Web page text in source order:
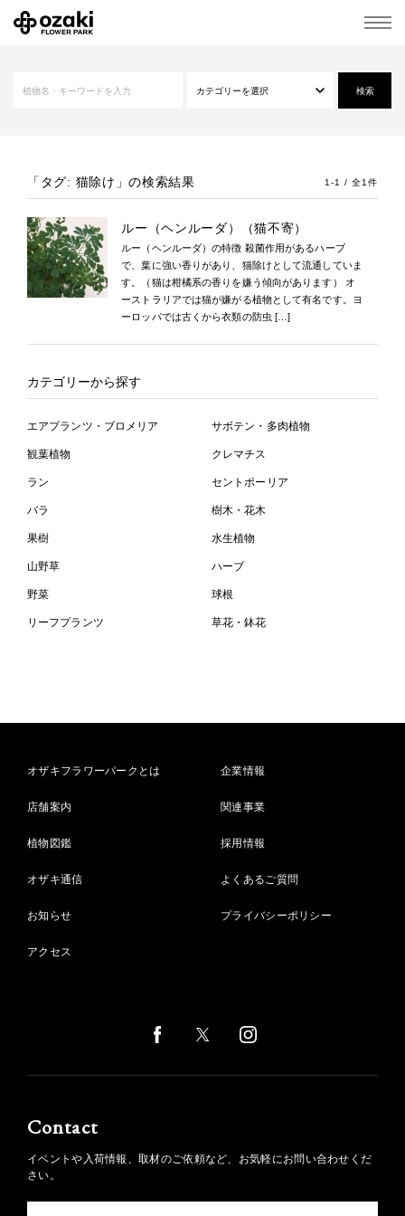
「タグ: 猫除け」の検索結果 1-1 / 全1件
ルー（ヘンルーダ）（猫不寄）
ルー（ヘンルーダ）の特徴 殺菌作用があるハーブ
で、葉に強い香りがあり、猫除けとして流通していま
す。（猫は柑橘系の香りを嫌う傾向があります） オ
ーストラリアでは猫が嫌がる植物として有名です。ヨ
ーロッパでは古くから衣類の防虫 […]
カテゴリーから探す
エアプランツ・ブロメリア サボテン・多肉植物
観葉植物 クレマチス
ラン セントポーリア
バラ 樹木・花木
果樹 水生植物
山野草 ハーブ
野菜 球根
リーフプランツ 草花・鉢花
オザキフラワーパークとは
店舗案内
植物図鑑
オザキ通信
お知らせ
アクセス
企業情報
関連事業
採用情報
よくあるご質問
プライバシーポリシー
Contact
イベントや入荷情報、取材のご依頼など、お気軽にお問い合わせくだ
さい。